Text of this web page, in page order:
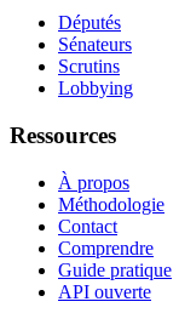
Députés
Sénateurs
Scrutins
Lobbying
Ressources
À propos
Méthodologie
Contact
Comprendre
Guide pratique
API ouverte